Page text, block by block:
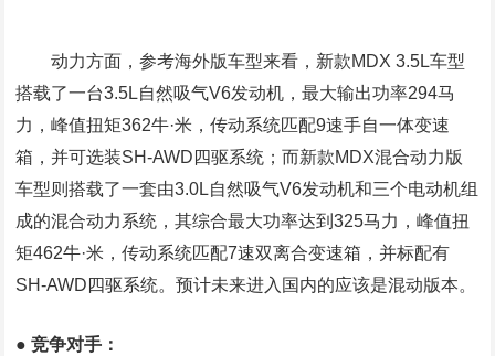
动力方面，参考海外版车型来看，新款MDX 3.5L车型
搭载了一台3.5L自然吸气V6发动机，最大输出功率294马
力，峰值扭矩362牛·米，传动系统匹配9速手自一体变速
箱，并可选装SH-AWD四驱系统；而新款MDX混合动力版
车型则搭载了一套由3.0L自然吸气V6发动机和三个电动机组
成的混合动力系统，其综合最大功率达到325马力，峰值扭
矩462牛·米，传动系统匹配7速双离合变速箱，并标配有
SH-AWD四驱系统。预计未来进入国内的应该是混动版本。
●竞争对手：